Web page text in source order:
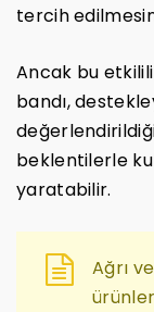
tercih
Ancak bu
bandı,
beklentilerle
yaratabilir.
Ağrı